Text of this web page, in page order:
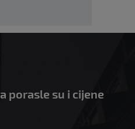
porasle su i cijene